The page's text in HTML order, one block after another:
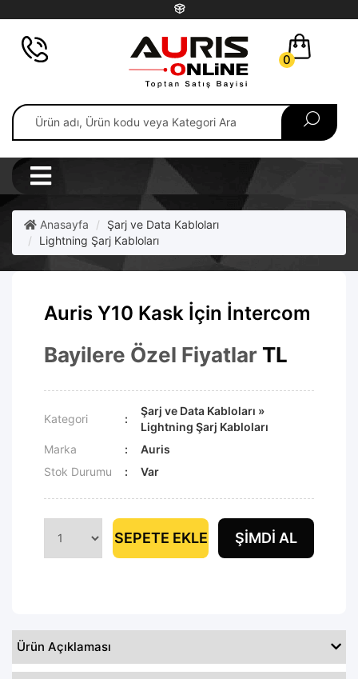
0
Anasayfa
Şarj ve Data Kabloları
Lightning Şarj Kabloları
Auris Y10 Kask İçin İntercom
Bayilere Özel Fiyatlar TL
Kategori
Şarj ve Data Kabloları »
Lightning Şarj Kabloları
Marka
Auris
Stok Durumu
Var
SEPETE EKLE ŞIMDI AL
Ürün Açıklaması